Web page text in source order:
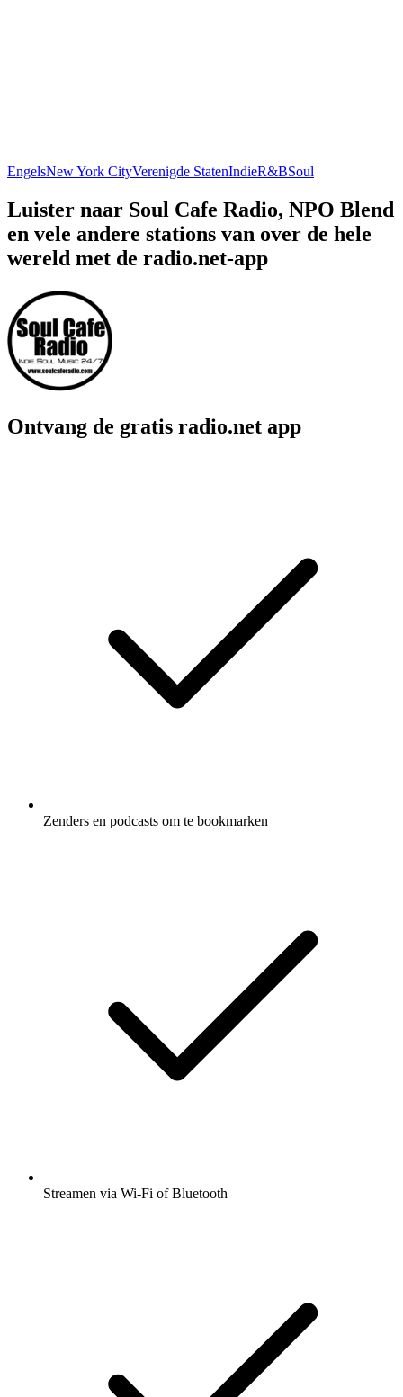
EngelsNew York CityVerenigde StatenIndieR&BSoul
Luister naar Soul Cafe Radio, NPO Blend
en vele andere stations van over de hele
wereld met de radio.net-app
Ontvang de gratis radio.net app
Zenders en podcasts om te bookmarken
Streamen via Wi-Fi of Bluetooth